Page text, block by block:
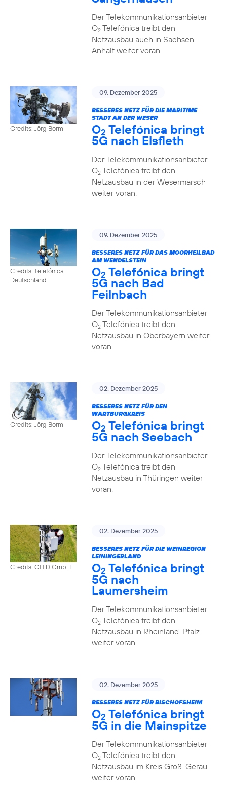
Der Telekommunikationsanbieter
O2Telefónica treibt den
Netzausbau auch in Sachsen-
Anhalt weiter voran.
Credits: Jörg Borm
09. Dezember 2025
BESSERES NETZ FÜR DIE MARITIME
STADT AN DER WESER
O2 Telefónica bringt
5G nach Elsfleth
Der Telekommunikationsanbieter
O2Telefónica treibt den
Netzausbau in der Wesermarsch
weiter voran.
Credits: Telefónica
Deutschland
09. Dezember 2025
BESSERES NETZ FÜR DAS MOORHEILBAD
AM WENDELSTEIN
O2 Telefónica bringt
5G nach Bad
Feilnbach
Der Telekommunikationsanbieter
O2Telefónica treibt den
Netzausbau in Oberbayern weiter
voran.
Credits: Jörg Borm
02. Dezember 2025
BESSERES NETZ FÜR DEN
WARTBURGKREIS
O2 Telefónica bringt
5G nach Seebach
Der Telekommunikationsanbieter
O2Telefónica treibt den
Netzausbau in Thüringen weiter
voran.
Credits: GfTD GmbH
02. Dezember 2025
BESSERES NETZ FÜR DIE WEINREGION
LEININGERLAND
O2 Telefónica bringt
5G nach
Laumersheim
Der Telekommunikationsanbieter
O2Telefónica treibt den
Netzausbau in Rheinland-Pfalz
weiter voran.
02. Dezember 2025
BESSERES NETZ FÜR BISCHOFSHEIM
O2 Telefónica bringt
5G in die Mainspitze
Der Telekommunikationsanbieter
O2Telefónica treibt den
Netzausbau im Kreis Groß-Gerau
weiter voran.